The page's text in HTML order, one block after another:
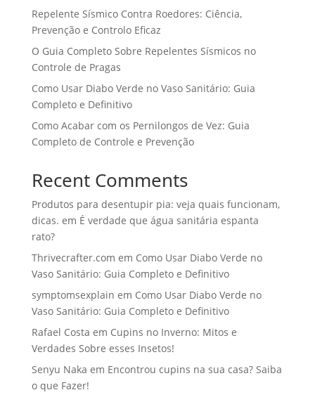
Repelente Sísmico Contra Roedores: Ciência,
Prevenção e Controlo Eficaz
O Guia Completo Sobre Repelentes Sísmicos no
Controle de Pragas
Como Usar Diabo Verde no Vaso Sanitário: Guia
Completo e Definitivo
Como Acabar com os Pernilongos de Vez: Guia
Completo de Controle e Prevenção
Recent Comments
Produtos para desentupir pia: veja quais funcionam,
dicas. em É verdade que água sanitária espanta
rato?
Thrivecrafter.com em Como Usar Diabo Verde no
Vaso Sanitário: Guia Completo e Definitivo
symptomsexplain em Como Usar Diabo Verde no
Vaso Sanitário: Guia Completo e Definitivo
Rafael Costa em Cupins no Inverno: Mitos e
Verdades Sobre esses Insetos!
Senyu Naka em Encontrou cupins na sua casa? Saiba
o que Fazer!